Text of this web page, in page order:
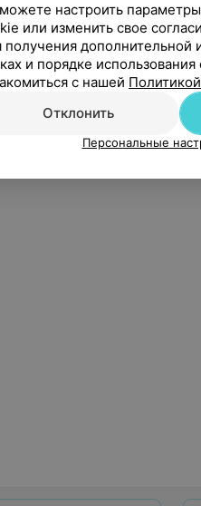
настроить
или изменить свое
получения дополнительной
и порядке
с нашей
Отклонить
Персональные